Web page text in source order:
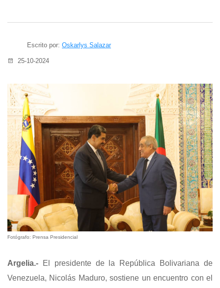
Escrito por: Oskarlys Salazar
25-10-2024
Fotógrafo: Prensa Presidencial
Argelia.- El presidente de la República Bolivariana de
Venezuela, Nicolás Maduro, sostiene un encuentro con el